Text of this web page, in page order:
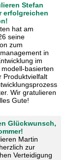
Stefan
erfolgreichen
hat am
seine
zum
in
im
basierten
Produktvielfalt
Wir gratulieren
Gute!
Glückwunsch,
Martin
zur
Verteidigung